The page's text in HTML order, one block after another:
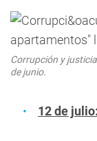
Corrupción y
de junio.
12 de julio: